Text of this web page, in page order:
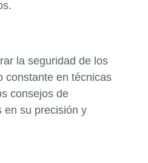
la seguridad de los
constante en técnicas
consejos de
en su precisión y